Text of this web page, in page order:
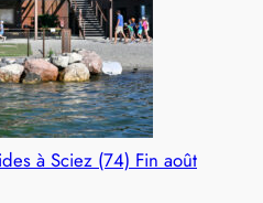
à Sciez (74) Fin août